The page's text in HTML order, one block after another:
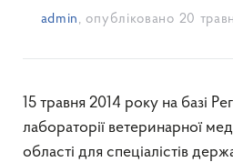
admin , опубліковано 20
15 травня 2014 року на базі
лабораторії ветеринарної
області для спеціалістів